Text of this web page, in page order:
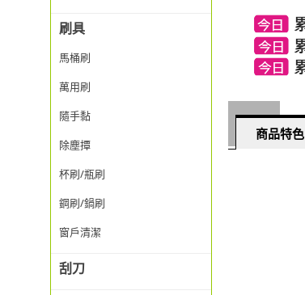
刷具
馬桶刷
萬用刷
隨手黏
除塵撢
杯刷/瓶刷
鋼刷/鍋刷
窗戶清潔
刮刀
商品特色